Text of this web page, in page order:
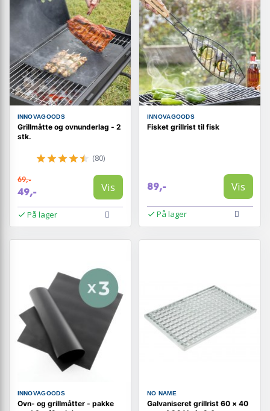
INNOVAGOODS
Grillmåtte og ovnunderlag - 2
stk.
(80)
69,-
49,- Vis
På lager
INNOVAGOODS
Fisket grillrist til fisk
89,- Vis
På lager
INNOVAGOODS
Ovn- og grillmåtter - pakke
NO NAME
Galvaniseret grillrist 60 × 40